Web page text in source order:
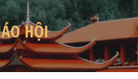
HỘI